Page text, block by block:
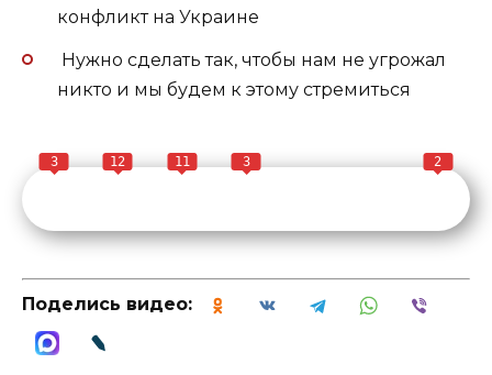
конфликт на Украине
Нужно сделать так, чтобы нам не угрожал
никто и мы будем к этому стремиться
3 12 11 3 2
Поделись видео: